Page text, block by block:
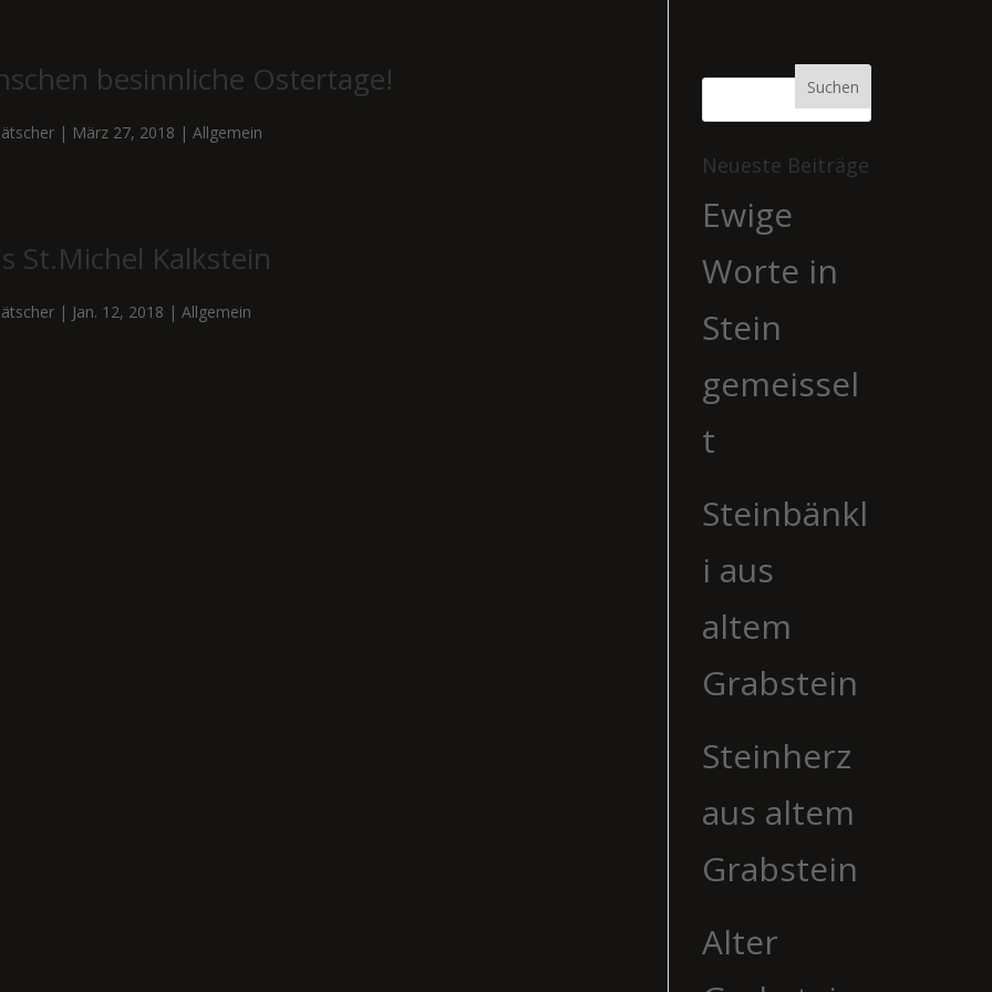
besinnliche Ostertage!
| März 27, 2018 |Allgemein
St.Michel Kalkstein
| Jan. 12, 2018 |Allgemein
Neueste Beiträge
Ewige
Worte in
Stein
gemeissel
t
Steinbänkl
i aus
altem
Grabstein
Steinherz
aus altem
Grabstein
Alter